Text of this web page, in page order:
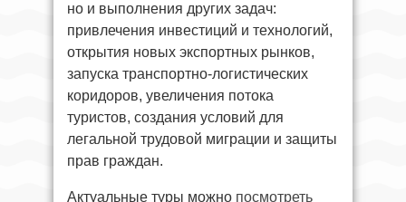
но и выполнения других задач:
привлечения инвестиций и технологий,
открытия новых экспортных рынков,
запуска транспортно-логистических
коридоров, увеличения потока
туристов, создания условий для
легальной трудовой миграции и защиты
прав граждан.
Актуальные туры можно посмотреть